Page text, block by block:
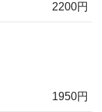
2200円
1950円